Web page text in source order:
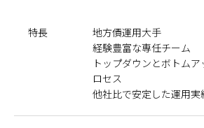
特長
地方債運用大手
経験豊富な専任チーム
トップダウンとボトム
ロセス
他社比で安定した運用実